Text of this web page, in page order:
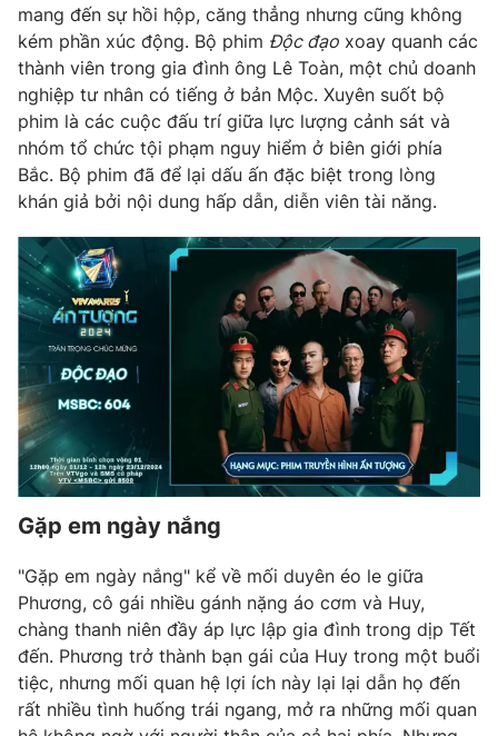
® Cấm sao chép dưới mọi hình thức nếu không có sự chấp
thuận bằng văn bản. Ghi rõ nguồn VTV.vn khi phát hành lại
thông tin từ website này.
mang đến sự hồi hộp, căng thẳng nhưng cũng không
kém phần xúc động. Bộ phim Độc đạo xoay quanh các
thành viên trong gia đình ông Lê Toàn, một chủ doanh
nghiệp tư nhân có tiếng ở bản Mộc. Xuyên suốt bộ
phim là các cuộc đấu trí giữa lực lượng cảnh sát và
nhóm tổ chức tội phạm nguy hiểm ở biên giới phía
Bắc. Bộ phim đã để lại dấu ấn đặc biệt trong lòng
khán giả bởi nội dung hấp dẫn, diễn viên tài năng.
Gặp em ngày nắng
"Gặp em ngày nắng" kể về mối duyên éo le giữa
Phương, cô gái nhiều gánh nặng áo cơm và Huy,
chàng thanh niên đầy áp lực lập gia đình trong dịp Tết
đến. Phương trở thành bạn gái của Huy trong một buổi
tiệc, nhưng mối quan hệ lợi ích này lại lại dẫn họ đến
rất nhiều tình huống trái ngang, mở ra những mối quan